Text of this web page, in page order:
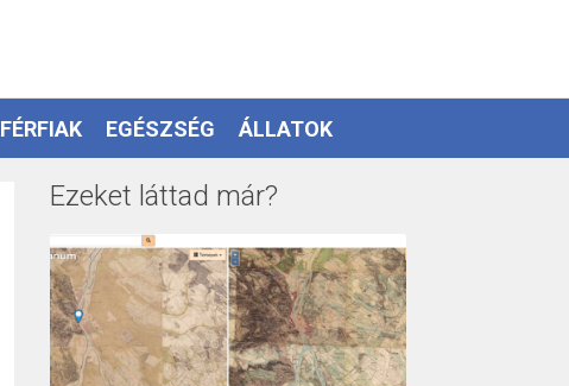
FÉRFIAK EGÉSZSÉG ÁLLATOK
Ezeket láttad már?